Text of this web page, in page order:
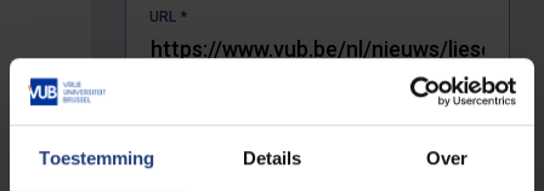
Toestemming Details Over
URL *
The full URL of the page where you encountered the error.